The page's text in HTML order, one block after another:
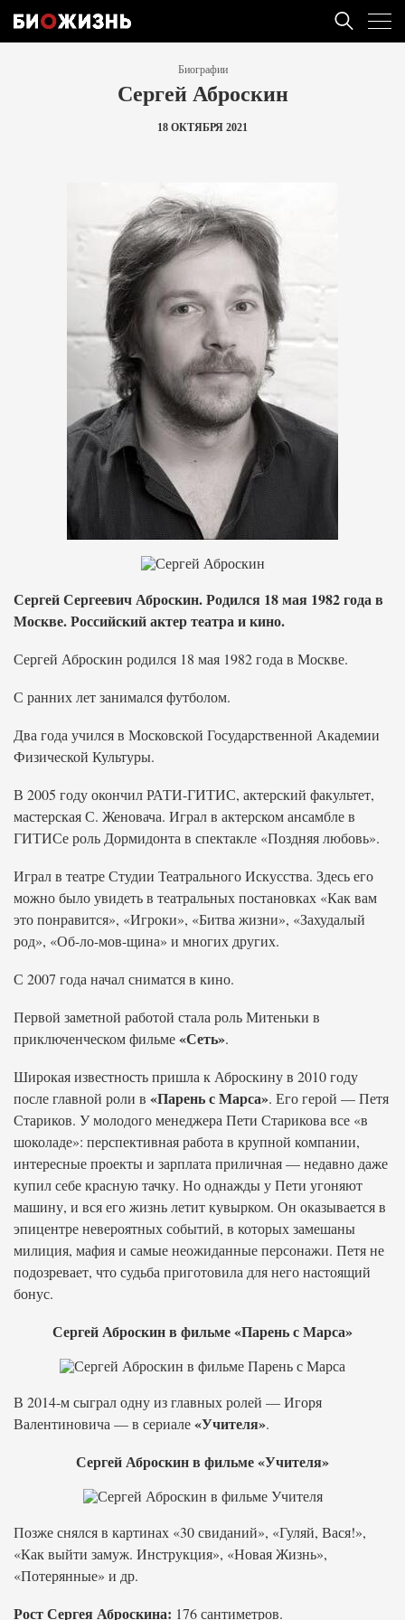
Биографии
Сергей Аброскин
18 ОКТЯБРЯ 2021
Сергей Сергеевич Аброскин. Родился 18 мая 1982 года в
Москве. Российский актер театра и кино.
Сергей Аброскин родился 18 мая 1982 года в Москве.
С ранних лет занимался футболом.
Два года учился в Московской Государственной Академии
Физической Культуры.
В 2005 году окончил РАТИ-ГИТИС, актерский факультет,
мастерская С. Женовача. Играл в актерском ансамбле в
ГИТИСе роль Дормидонта в спектакле «Поздняя любовь».
Играл в театре Студии Театрального Искусства. Здесь его
можно было увидеть в театральных постановках «Как вам
это понравится», «Игроки», «Битва жизни», «Захудалый
род», «Об-ло-мов-щина» и многих других.
С 2007 года начал сниматся в кино.
Первой заметной работой стала роль Митеньки в
приключенческом фильме«Сеть».
Широкая известность пришла к Аброскину в 2010 году
после главной роли в «Парень с Марса». Его герой — Петя
Стариков. У молодого менеджера Пети Старикова все «в
шоколаде»: перспективная работа в крупной компании,
интересные проекты и зарплата приличная — недавно даже
купил себе красную тачку. Но однажды у Пети угоняют
машину, и вся его жизнь летит кувырком. Он оказывается в
эпицентре невероятных событий, в которых замешаны
милиция, мафия и самые неожиданные персонажи. Петя не
подозревает, что судьба приготовила для него настоящий
бонус.
Сергей Аброскин в фильме «Парень с Марса»
В 2014-м сыграл одну из главных ролей — Игоря
Валентиновича — в сериале«Учителя».
Сергей Аброскин в фильме «Учителя»
Позже снялся в картинах «30 свиданий», «Гуляй, Вася!»,
«Как выйти замуж. Инструкция», «Новая Жизнь»,
«Потерянные» и др.
Рост Сергея Аброскина: 176 сантиметров.